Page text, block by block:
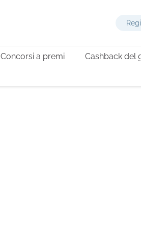
Concorsi a premi Cashback del